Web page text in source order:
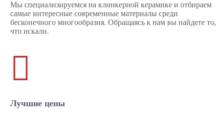
Мы специализируемся на клинкерной керамике и отбираем
самые интересные современные материалы среди
бесконечного многообразия. Обращаясь к нам вы найдете то,
что искали.

Лучшие цены